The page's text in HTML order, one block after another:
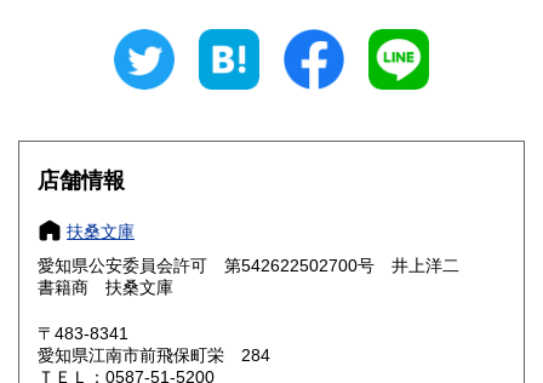
300円 三重県
大阪府
奈良県
鳥取県 300円 島根県 300円
岡山県
山口県
店舗情報
扶桑文庫
愛知県公安委員会許可 第542622502700号 井上洋二
書籍商 扶桑文庫
〒483-8341
愛知県江南市前飛保町栄 284
ＴＥＬ：0587-51-5200